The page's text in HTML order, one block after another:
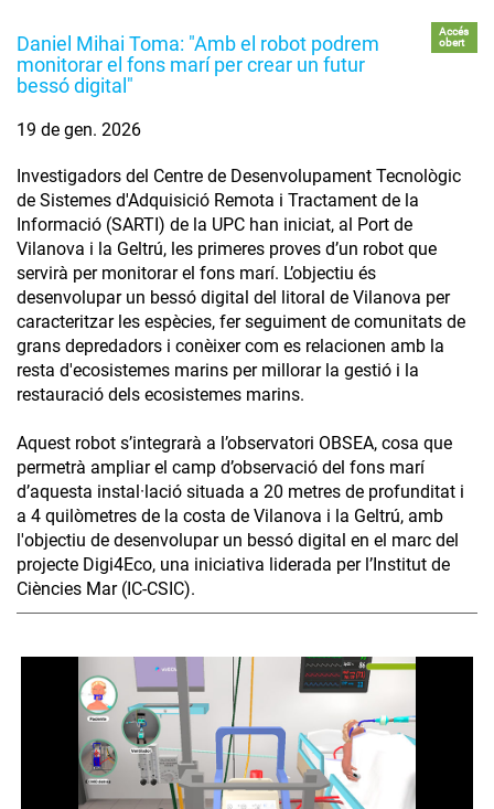
Daniel Mihai Toma: "Amb el robot podrem
monitorar el fons marí per crear un futur
bessó digital"
Accés
obert
19 de gen. 2026
Investigadors del Centre de Desenvolupament Tecnològic
de Sistemes d'Adquisició Remota i Tractament de la
Informació (SARTI) de la UPC han iniciat, al Port de
Vilanova i la Geltrú, les primeres proves d’un robot que
servirà per monitorar el fons marí. L’objectiu és
desenvolupar un bessó digital del litoral de Vilanova per
caracteritzar les espècies, fer seguiment de comunitats de
grans depredadors i conèixer com es relacionen amb la
resta d'ecosistemes marins per millorar la gestió i la
restauració dels ecosistemes marins.
Aquest robot s’integrarà a l’observatori OBSEA, cosa que
permetrà ampliar el camp d’observació del fons marí
d’aquesta instal·lació situada a 20 metres de profunditat i
a 4 quilòmetres de la costa de Vilanova i la Geltrú, amb
l'objectiu de desenvolupar un bessó digital en el marc del
projecte Digi4Eco, una iniciativa liderada per l’Institut de
Ciències Mar (IC-CSIC).